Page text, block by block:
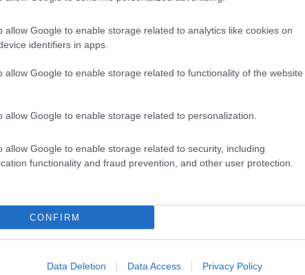
allow Google to enable storage related to analytics like cookies on
identifiers in apps.
allow Google to enable storage related to functionality of the website
allow Google to enable storage related to personalization.
allow Google to enable storage related to security, including
functionality and fraud prevention, and other user protection.
CONFIRM
Data Deletion Data Access Privacy Policy
βουλευτής της Νέας Δημοκρατίας
επίθεση Κυριαζίδη σε
Κωνσταντοπούλου - Παρέμβαση
Μενδώνη
αντιπολίτευση καταδίκασαν έντονα
τη νέα επίθεση του βουλευτή της
Νέας Δημοκρατίας προς την πρόεδρο